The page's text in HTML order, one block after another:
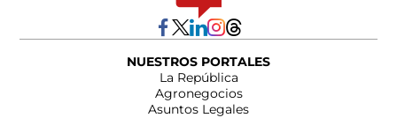
NUESTROS PORTALES
La República
Agronegocios
Asuntos Legales